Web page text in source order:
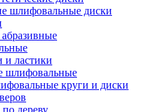
шлифовальные диски
и ластики
шлифовальные
круги и диски
дереву